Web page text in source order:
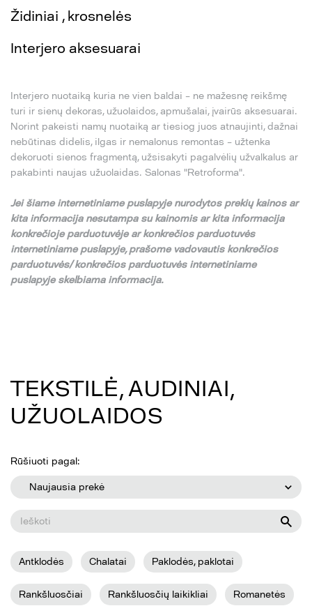
Židiniai , krosnelės
Interjero aksesuarai
Interjero nuotaiką kuria ne vien baldai – ne mažesnę reikšmę
turi ir sienų dekoras, užuolaidos, apmušalai, įvairūs aksesuarai.
Norint pakeisti namų nuotaiką ar tiesiog juos atnaujinti, dažnai
nebūtinas didelis, ilgas ir nemalonus remontas – užtenka
dekoruoti sienos fragmentą, užsisakyti pagalvėlių užvalkalus ar
pakabinti naujas užuolaidas. Salonas "Retroforma".
Jeišiame internetiniame puslapyje nurodytos prekiųkainos ar
kita informacija nesutampa sukainomis ar kita informacija
konkrečioje parduotuvėje ar konkrečios parduotuvės
internetiniame puslapyje,prašome vadovautis konkrečios
parduotuvės/ konkrečios parduotuvės internetiniame
puslapyje skelbiama informacija.
TEKSTILĖ, AUDINIAI,
UŽUOLAIDOS
Rūšiuoti pagal:
Naujausia prekė
Antklodės Chalatai Paklodės, paklotai
Rankšluosčiai Rankšluosčių laikikliai Romanetės